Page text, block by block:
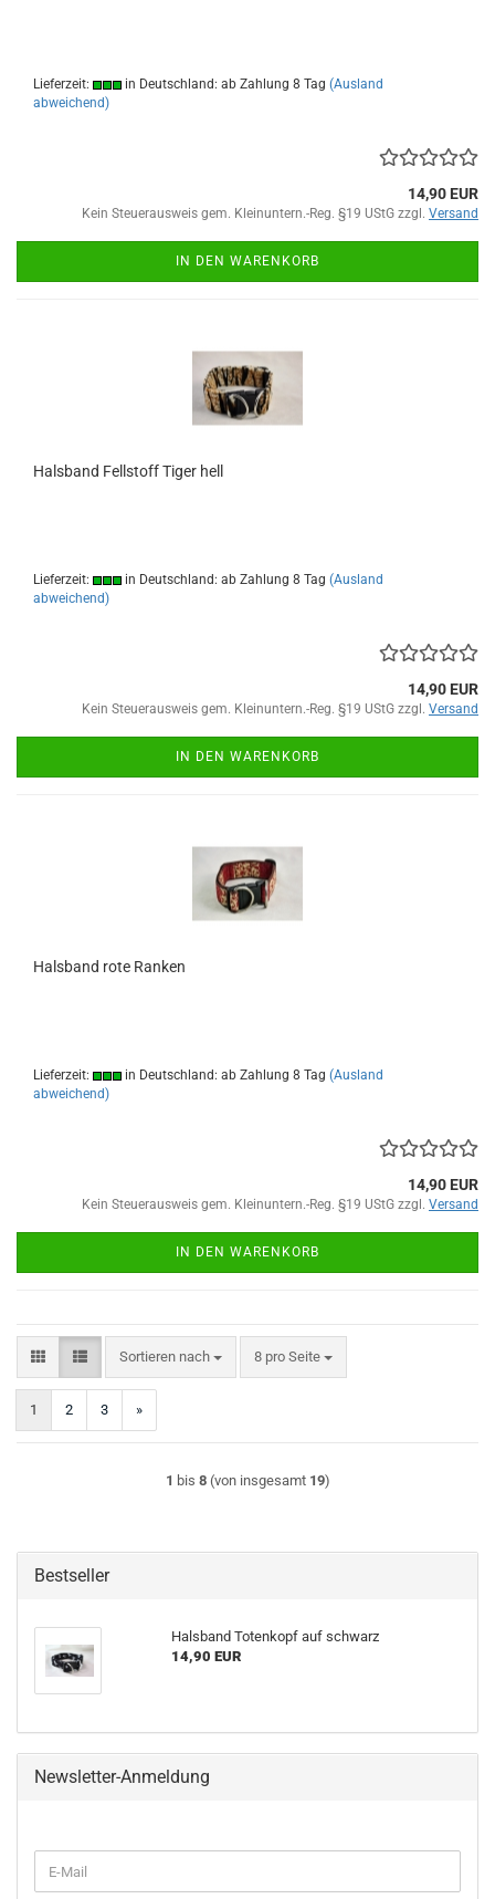
Lieferzeit: in Deutschland: ab Zahlung 8 Tag (Ausland
abweichend)
14,90 EUR
Kein Steuerausweis gem. Kleinuntern.-Reg. §19 UStG zzgl. Versand
IN DEN WARENKORB
Halsband Fellstoff Tiger hell
Lieferzeit: in Deutschland: ab Zahlung 8 Tag (Ausland
abweichend)
14,90 EUR
Kein Steuerausweis gem. Kleinuntern.-Reg. §19 UStG zzgl. Versand
IN DEN WARENKORB
Halsband rote Ranken
Lieferzeit: in Deutschland: ab Zahlung 8 Tag (Ausland
abweichend)
14,90 EUR
Kein Steuerausweis gem. Kleinuntern.-Reg. §19 UStG zzgl. Versand
IN DEN WARENKORB
Sortieren nach
Sortieren nach 8 pro Seite
pro Seite
1 2 3 »
1 bis 8(von insgesamt 19)
Bestseller
Halsband Totenkopf auf schwarz
14,90 EUR
Newsletter-Anmeldung
ZUR
E-
Mail